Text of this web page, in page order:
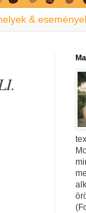
&